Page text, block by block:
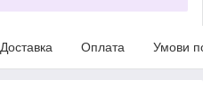
Доставка Оплата Умови